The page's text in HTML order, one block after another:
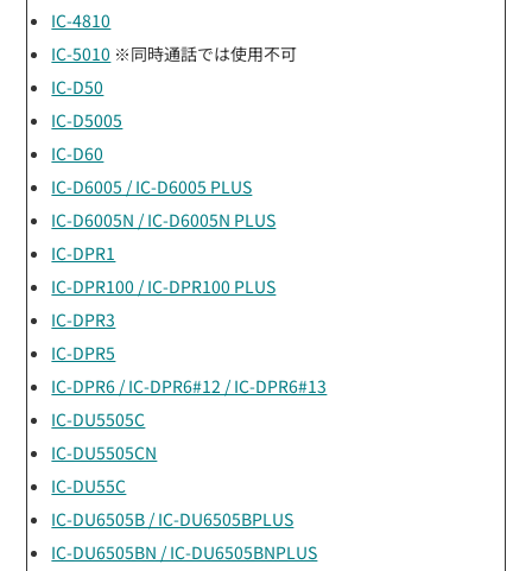
IC-4810
IC-5010 ※同時通話では使用不可
IC-D50
IC-D5005
IC-D60
IC-D6005 / IC-D6005 PLUS
IC-D6005N / IC-D6005N PLUS
IC-DPR1
IC-DPR100 / IC-DPR100 PLUS
IC-DPR3
IC-DPR5
IC-DPR6 / IC-DPR6#12 / IC-DPR6#13
IC-DU5505C
IC-DU5505CN
IC-DU55C
IC-DU6505B / IC-DU6505BPLUS
IC-DU6505BN / IC-DU6505BNPLUS